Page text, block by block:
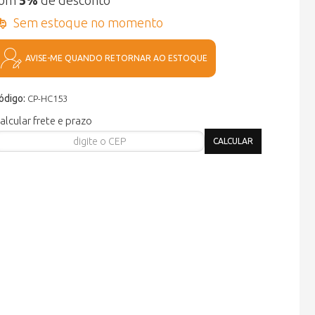
CP-HC153
Sem estoque no momento
AVISE-ME QUANDO RETORNAR AO ESTOQUE
frete e prazo